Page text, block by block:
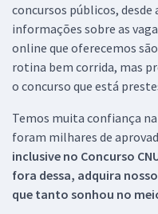
concursos públicos,
informações sobre as
online que oferecemos
rotina bem corrida, mas
o concurso que está
Temos muita confiança
foram milhares de
inclusive no Concurso
fora dessa, adquira
que tanto sonhou no